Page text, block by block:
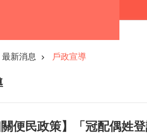
最新消息 戶政宣導
關便民政策】「冠配偶姓